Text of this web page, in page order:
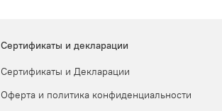
Сертификаты и декларации
Сертификаты и Декларации
Оферта и политика конфиденциальности